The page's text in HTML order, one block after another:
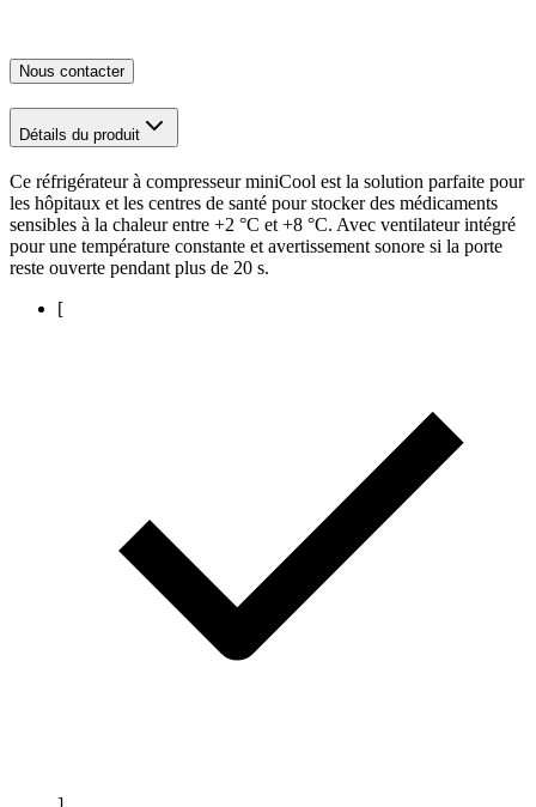
Nous contacter
Détails du produit
Ce réfrigérateur à compresseur miniCool est la solution parfaite pour
les hôpitaux et les centres de santé pour stocker des médicaments
sensibles à la chaleur entre +2 °C et +8 °C. Avec ventilateur intégré
pour une température constante et avertissement sonore si la porte
reste ouverte pendant plus de 20 s.
[